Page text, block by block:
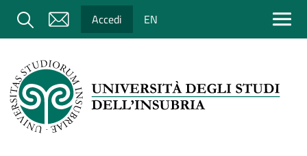
Salta al contenuto principale
Cerca Accedi EN